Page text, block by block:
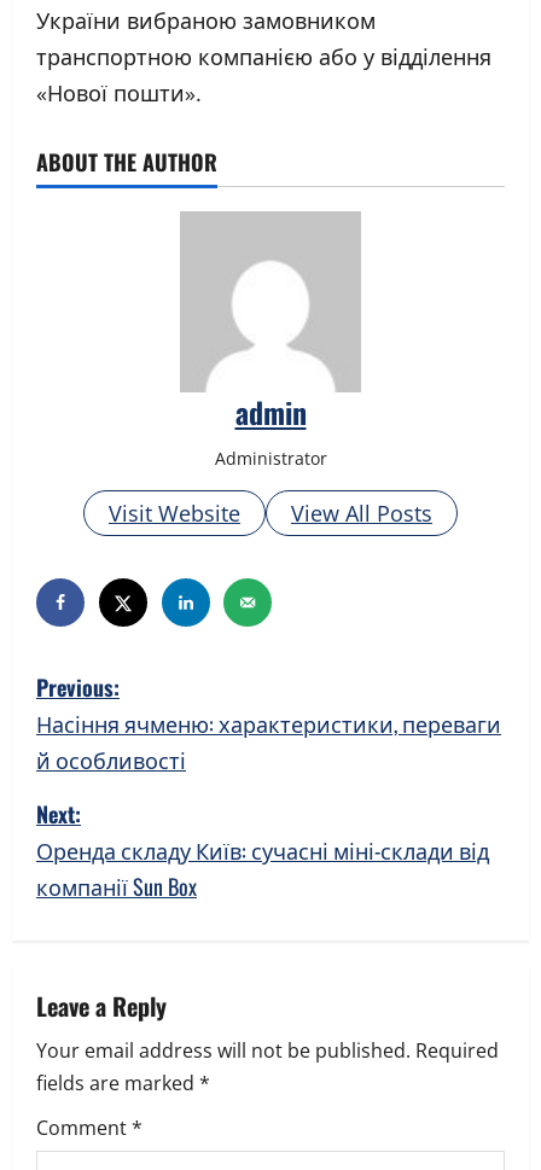
України вибраною замовником
транспортною компанією або у відділення
«Нової пошти».
ABOUT THE AUTHOR
admin
Administrator
Visit Website View All Posts
P
o
s
t
n
i
g
a
Previous:
Насіння ячменю: характеристики, переваги
й особливості
Next:
Оренда складу Київ: сучасні міні-склади від
компанії Sun Box
Leave a Reply
Your email address will not be published. Required
fields are marked *
Comment*